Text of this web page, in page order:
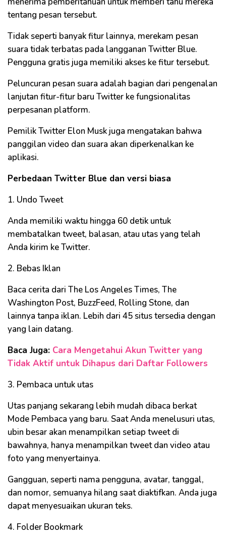
tentang pesan tersebut.
Tidak seperti banyak fitur lainnya, merekam pesan
suara tidak terbatas pada langganan Twitter Blue.
Pengguna gratis juga memiliki akses ke fitur tersebut.
Peluncuran pesan suara adalah bagian dari pengenalan
lanjutan fitur-fitur baru Twitter ke fungsionalitas
perpesanan platform.
Pemilik Twitter Elon Musk juga mengatakan bahwa
panggilan video dan suara akan diperkenalkan ke
aplikasi.
Perbedaan Twitter Blue dan versi biasa
1. Undo Tweet
Anda memiliki waktu hingga 60 detik untuk
membatalkan tweet, balasan, atau utas yang telah
Anda kirim ke Twitter.
2. Bebas Iklan
Baca cerita dari The Los Angeles Times, The
Washington Post, BuzzFeed, Rolling Stone, dan
lainnya tanpa iklan. Lebih dari 45 situs tersedia dengan
yang lain datang.
Baca Juga: Cara Mengetahui Akun Twitter yang
Tidak Aktif untuk Dihapus dari Daftar Followers
3. Pembaca untuk utas
Utas panjang sekarang lebih mudah dibaca berkat
Mode Pembaca yang baru. Saat Anda menelusuri utas,
ubin besar akan menampilkan setiap tweet di
bawahnya, hanya menampilkan tweet dan video atau
foto yang menyertainya.
Gangguan, seperti nama pengguna, avatar, tanggal,
dan nomor, semuanya hilang saat diaktifkan. Anda juga
dapat menyesuaikan ukuran teks.
4. Folder Bookmark